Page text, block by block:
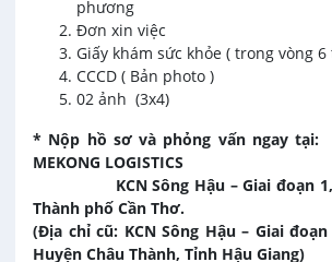
phương
Đơn xin việc
Giấy khám sức khỏe ( trong vòng 6
CCCD ( Bản photo )
02 ảnh (3x4)
* Nộp hồ sơ và phỏng vấn ngay tại:
MEKONG LOGISTICS
KCN Sông Hậu – Giai đoạn 1,
Thành phố Cần Thơ.
(Địa chỉ cũ: KCN Sông Hậu – Giai
Huyện Châu Thành, Tỉnh Hậu Giang)